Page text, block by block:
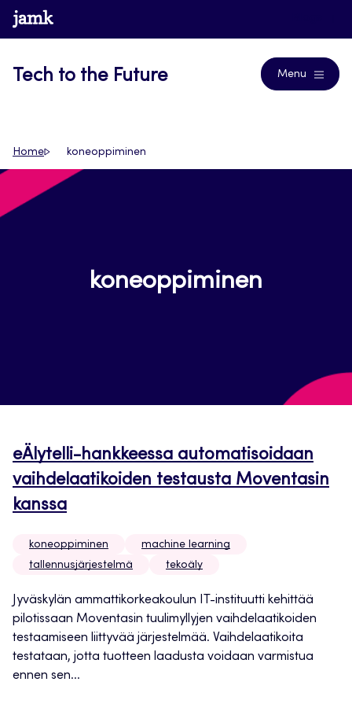
Siirry
suoraan
www.jamk.fi
Tech to the Future Menu
Home koneoppiminen
koneoppiminen
eÄlytelli-hankkeessa automatisoidaan
vaihdelaatikoiden testausta Moventasin
kanssa
koneoppiminen
machine learning
tallennusjärjestelmä
tekoäly
Jyväskylän ammattikorkeakoulun IT-instituutti kehittää
pilotissaan Moventasin tuulimyllyjen vaihdelaatikoiden
testaamiseen liittyvää järjestelmää. Vaihdelaatikoita
testataan, jotta tuotteen laadusta voidaan varmistua
ennen sen...